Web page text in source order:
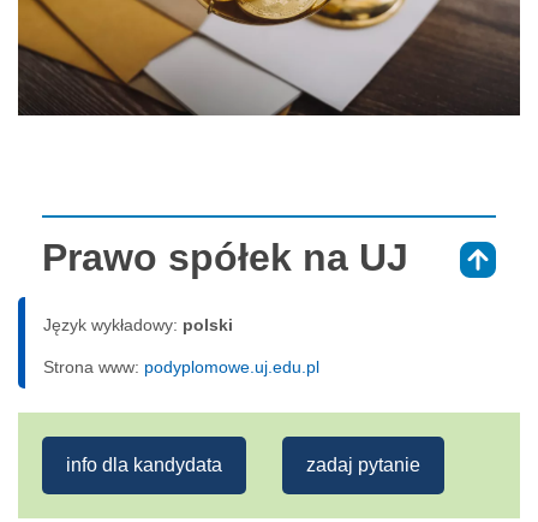
Prawo spółek na UJ
Język wykładowy: polski
Strona www: podyplomowe.uj.edu.pl
info dla kandydata zadaj pytanie